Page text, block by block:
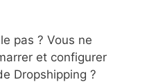
pas ? Vous ne
et configurer
Dropshipping ?